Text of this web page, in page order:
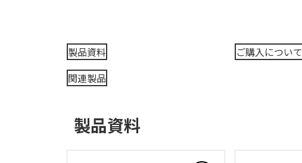
製品資料 ご購入について
関連製品
製品資料